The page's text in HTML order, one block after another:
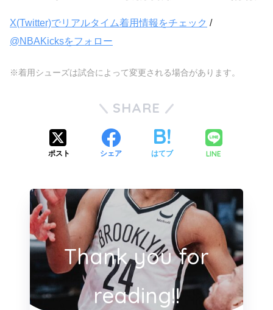
X(Twitter)でリアルタイム着用情報をチェック /
@NBAKicksをフォロー
※着用シューズは試合によって変更される場合があります。
SHARE
ポスト シェア はてブ LINE
Thank you for
reading!!